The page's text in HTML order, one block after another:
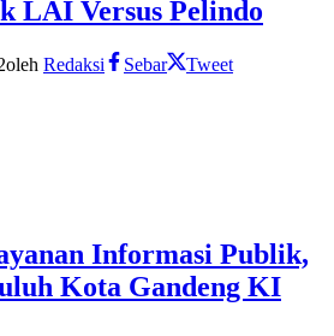
LAI Versus Pelindo
oleh Redaksi Sebar Tweet
Informasi Publik,
Kota Gandeng KI